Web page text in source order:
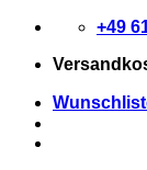
Zum
springen
+49